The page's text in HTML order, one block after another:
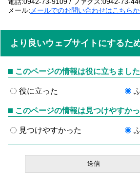
メール: メールでのお問い合わせはこちらか
より良いウェブサイトにするた
このページの情報は役に立ちまし
役に立った
このページの情報は見つけやすか
見つけやすかった